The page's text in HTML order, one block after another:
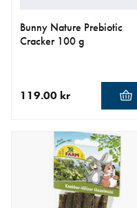
Bunny Nature Prebiotic
Cracker 100 g
119.00 kr